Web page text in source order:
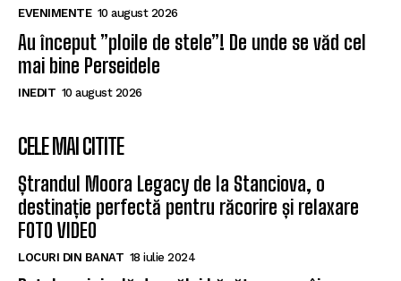
EVENIMENTE 10 august 2026
Au început ”ploile de stele”! De unde se văd cel
mai bine Perseidele
INEDIT 10 august 2026
CELE MAI CITITE
Ștrandul Moora Legacy de la Stanciova, o
destinație perfectă pentru răcorire și relaxare
FOTO VIDEO
LOCURI DIN BANAT 18 iulie 2024